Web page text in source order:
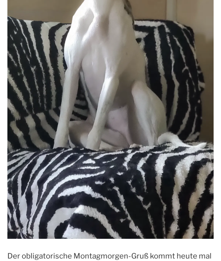
Der obligatorische Montagmorgen-Gruß kommt heute mal